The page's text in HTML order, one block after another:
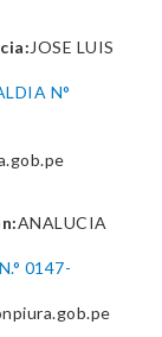
JOSE LUIS
N°
ANALUCIA
0147-